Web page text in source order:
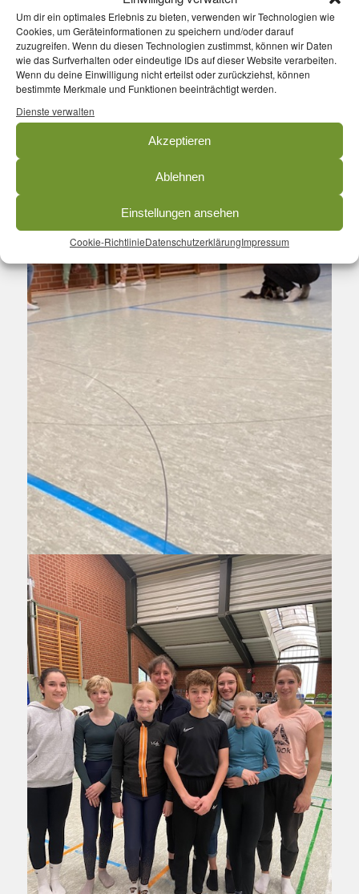
Um dir ein optimales Erlebnis zu bieten, verwenden wir Technologien wie
Cookies, um Geräteinformationen zu speichern und/oder darauf
zuzugreifen. Wenn du diesen Technologien zustimmst, können wir Daten
wie das Surfverhalten oder eindeutige IDs auf dieser Website verarbeiten.
Wenn du deine Einwilligung nicht erteilst oder zurückziehst, können
bestimmte Merkmale und Funktionen beeinträchtigt werden.
Dienste verwalten
Akzeptieren
Ablehnen
Einstellungen ansehen
Cookie-RichtlinieDatenschutzerklärungImpressum